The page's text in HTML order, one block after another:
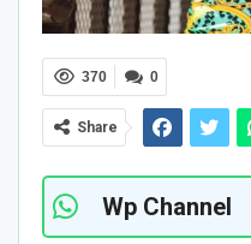
0
370
Share
Wp Channel